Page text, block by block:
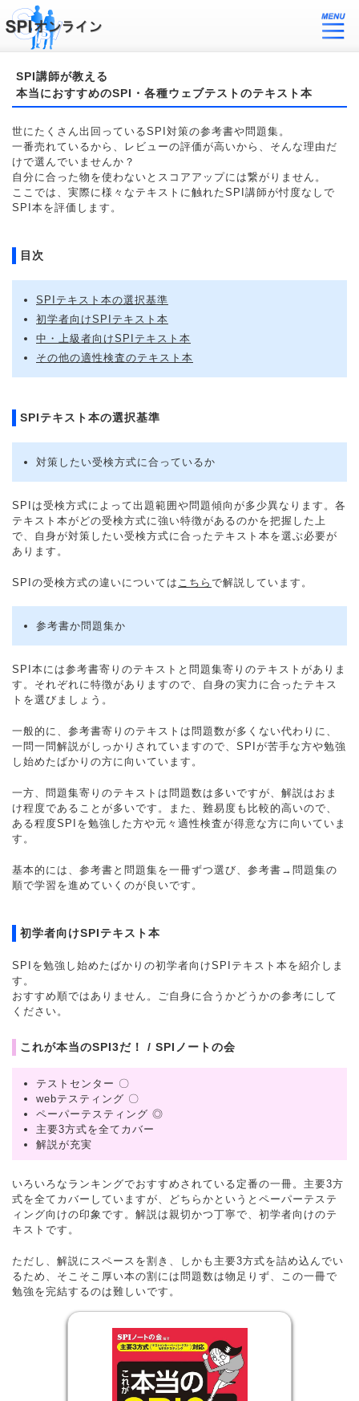
SPI講師が教える
本当におすすめのSPI・各種ウェブテストのテキスト本
世にたくさん出回っているSPI対策の参考書や問題集。
一番売れているから、レビューの評価が高いから、そんな理由だ
けで選んでいませんか？
自分に合った物を使わないとスコアアップには繋がりません。
ここでは、実際に様々なテキストに触れたSPI講師が忖度なしで
SPI本を評価します。
目次
SPIテキスト本の選択基準
初学者向けSPIテキスト本
中・上級者向けSPIテキスト本
その他の適性検査のテキスト本
SPIテキスト本の選択基準
対策したい受検方式に合っているか
SPIは受検方式によって出題範囲や問題傾向が多少異なります。各
テキスト本がどの受検方式に強い特徴があるのかを把握した上
で、自身が対策したい受検方式に合ったテキスト本を選ぶ必要が
あります。
SPIの受検方式の違いについては こちら で解説しています。
参考書か問題集か
SPI本には参考書寄りのテキストと問題集寄りのテキストがありま
す。それぞれに特徴がありますので、自身の実力に合ったテキス
トを選びましょう。
一般的に、参考書寄りのテキストは問題数が多くない代わりに、
一問一問解説がしっかりされていますので、SPIが苦手な方や勉強
し始めたばかりの方に向いています。
一方、問題集寄りのテキストは問題数は多いですが、解説はおま
け程度であることが多いです。また、難易度も比較的高いので、
ある程度SPIを勉強した方や元々適性検査が得意な方に向いていま
す。
基本的には、参考書と問題集を一冊ずつ選び、参考書→問題集の
順で学習を進めていくのが良いです。
初学者向けSPIテキスト本
SPIを勉強し始めたばかりの初学者向けSPIテキスト本を紹介しま
す。
おすすめ順ではありません。ご自身に合うかどうかの参考にして
ください。
これが本当のSPI3だ！ / SPIノートの会
テストセンター 〇
webテスティング 〇
ペーパーテスティング ◎
主要3方式を全てカバー
解説が充実
いろいろなランキングでおすすめされている定番の一冊。主要3方
式を全てカバーしていますが、どちらかというとペーパーテステ
ィング向けの印象です。解説は親切かつ丁寧で、初学者向けのテ
キストです。
ただし、解説にスペースを割き、しかも主要3方式を詰め込んでい
るため、そこそこ厚い本の割には問題数は物足りず、この一冊で
勉強を完結するのは難しいです。